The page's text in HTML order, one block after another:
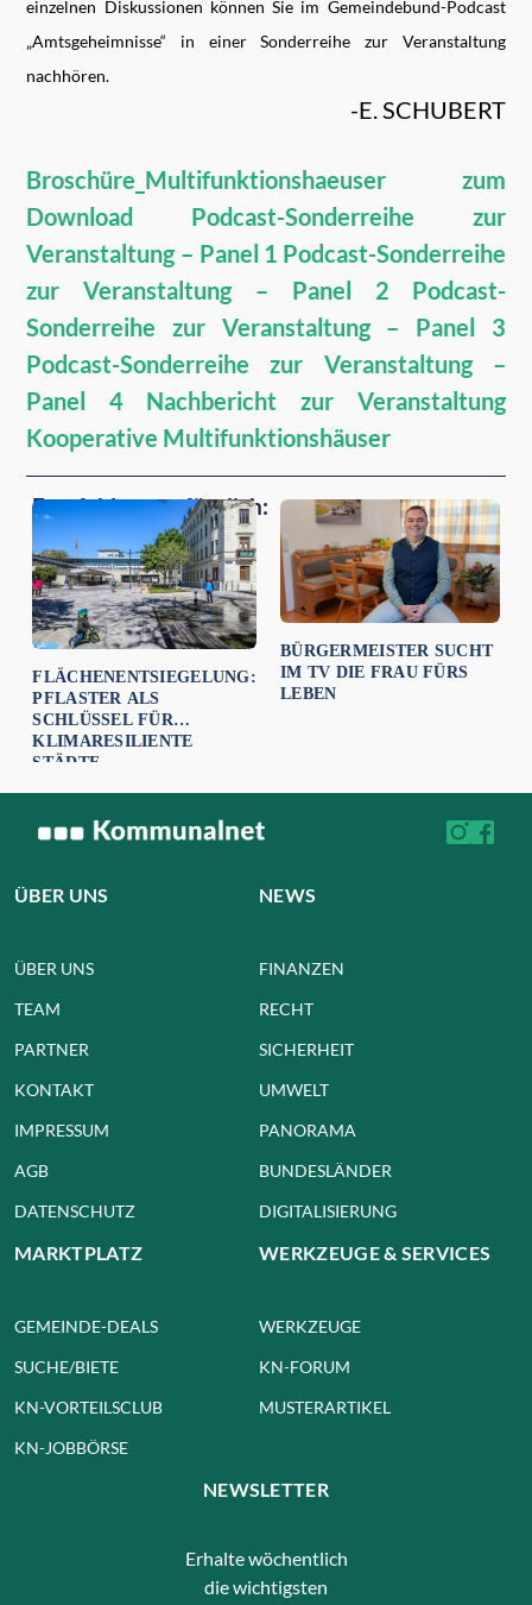
einzelnen Diskussionen können Sie im Gemeindebund-Podcast
„Amtsgeheimnisse“ in einer Sonderreihe zur Veranstaltung
nachhören.
-E. SCHUBERT
Broschüre_Multifunktionshaeuser zum
Download
Podcast-Sonderreihe zur
Veranstaltung – Panel 1 Podcast-Sonderreihe
zur Veranstaltung – Panel 2
Podcast-
Sonderreihe zur Veranstaltung – Panel 3
Podcast-Sonderreihe zur Veranstaltung –
Panel 4
Nachbericht zur Veranstaltung
Kooperative Multifunktionshäuser
Empfehlungen für dich:
FLÄCHENENTSIEGELUNG:
PFLASTER ALS
SCHLÜSSEL FÜR
KLIMARESILIENTE
STÄDTE
BÜRGERMEISTER SUCHT
IM TV DIE FRAU FÜRS
LEBEN
ÜBER UNS
ÜBER UNS
TEAM
PARTNER
KONTAKT
IMPRESSUM
AGB
DATENSCHUTZ
NEWS
FINANZEN
RECHT
SICHERHEIT
UMWELT
PANORAMA
BUNDESLÄNDER
DIGITALISIERUNG
MARKTPLATZ
GEMEINDE-DEALS
SUCHE/BIETE
KN-VORTEILSCLUB
KN-JOBBÖRSE
WERKZEUGE & SERVICES
WERKZEUGE
KN-FORUM
MUSTERARTIKEL
NEWSLETTER
Erhalte wöchentlich
die wichtigsten